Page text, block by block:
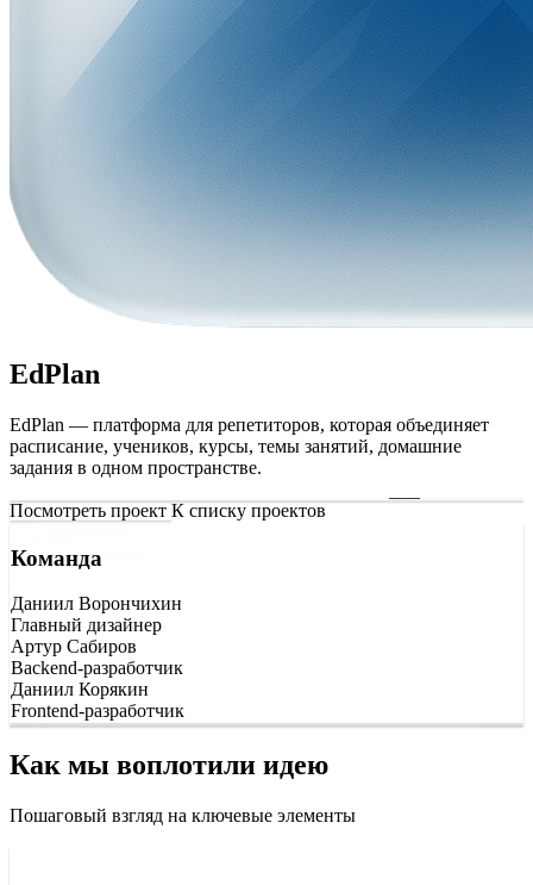
EdPlan
EdPlan — платформа для репетиторов, которая объединяет
расписание, учеников, курсы, темы занятий, домашние
задания в одном пространстве.
Посмотреть проект К списку проектов
Команда
Даниил Ворончихин
Главный дизайнер
Артур Сабиров
Backend-разработчик
Даниил Корякин
Frontend-разработчик
Как мы воплотили идею
Пошаговый взгляд на ключевые элементы